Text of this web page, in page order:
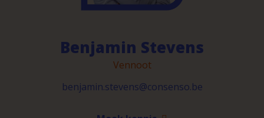
Benjamin Stevens
Vennoot
benjamin.stevens@consenso.be